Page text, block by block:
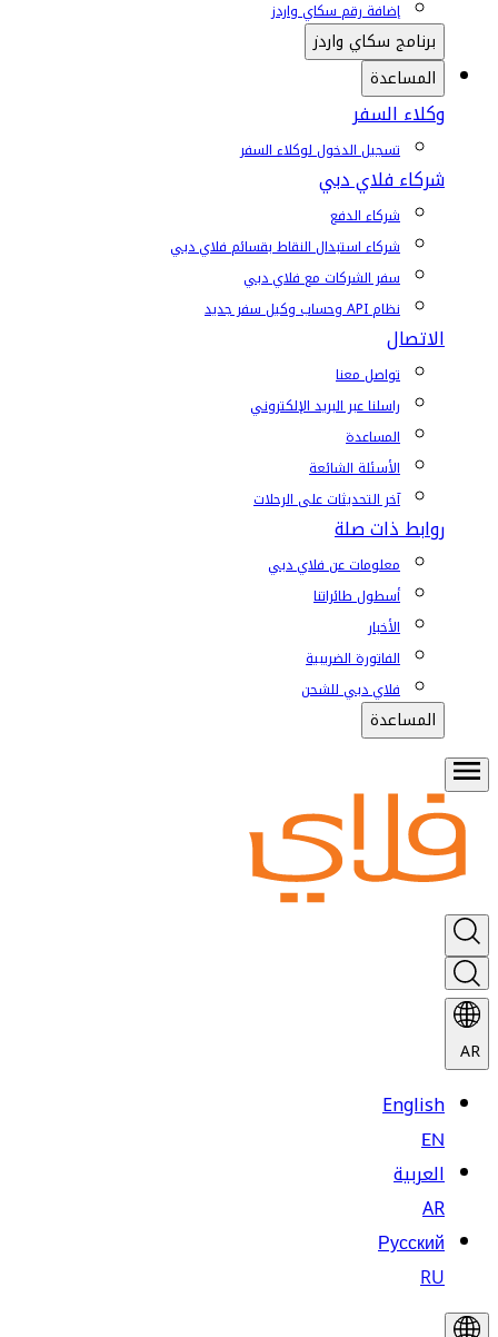
إضافة رقم سكاي واردز
برنامج سكاي واردز
المساعدة
وكلاء السفر
تسجيل الدخول لوكلاء السفر
شركاء فلاي دبي
شركاء الدفع
شركاء استبدال النقاط بقسائم فلاي دبي
سفر الشركات مع فلاي دبي
نظام API وحساب وكيل سفر جديد
الاتصال
تواصل معنا
راسلنا عبر البريد الإلكتروني
المساعدة
الأسئلة الشائعة
آخر التحديثات على الرحلات
روابط ذات صلة
معلومات عن فلاي دبي
أسطول طائراتنا
الأخبار
الفاتورة الضريبية
فلاي دبي للشحن
المساعدة
AR
English
EN
العربية
AR
Русский
RU